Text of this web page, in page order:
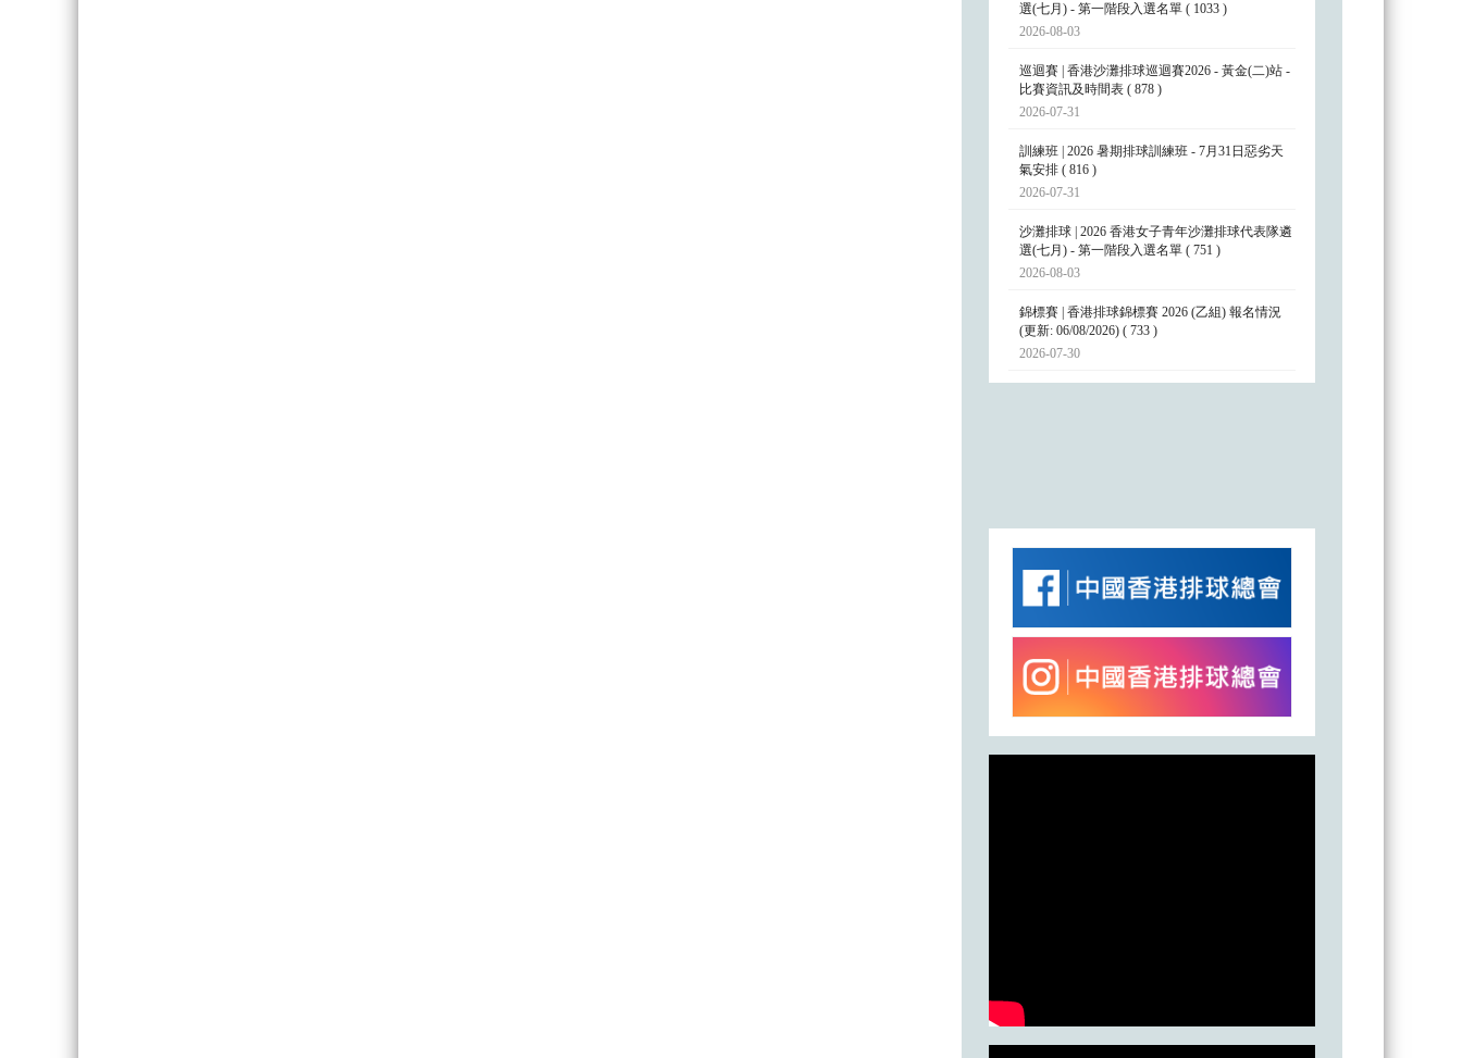
選(七月) - 第一階段入選名單 ( 1033 )
2026-08-03
巡迴賽 | 香港沙灘排球巡迴賽2026 - 黃金(二)站 -
比賽資訊及時間表 ( 878 )
2026-07-31
訓練班 | 2026 暑期排球訓練班 - 7月31日惡劣天
氣安排 ( 816 )
2026-07-31
沙灘排球 | 2026 香港女子青年沙灘排球代表隊遴
選(七月) - 第一階段入選名單 ( 751 )
2026-08-03
錦標賽 | 香港排球錦標賽 2026 (乙組) 報名情況
(更新: 06/08/2026) ( 733 )
2026-07-30